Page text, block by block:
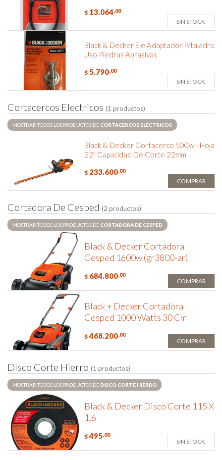
$ 13.064,00
SIN STOCK
Black & Decker Ele Adaptador P/taladro
Uso Piedras Abrasivas
$ 5.790,00
SIN STOCK
Cortacercos Electricos (1 productos)
MOSTRAR TODOS LOS PRODUCTOS DE CORTACERCOS ELECTRICOS
Black & Decker Cortacerco 500w - Hoja
22" Capacidad De Corte 22mm
$ 233.600,00
COMPRAR
Cortadora De Cesped (2 productos)
MOSTRAR TODOS LOS PRODUCTOS DE CORTADORA DE CESPED
Black & Decker Cortadora
Cesped 1600w (gr3800-ar)
$ 684.800,00
COMPRAR
Black + Decker Cortadora
Cesped 1000 Watts 30 Cm
$ 468.200,00
COMPRAR
Disco Corte Hierro (1 productos)
MOSTRAR TODOS LOS PRODUCTOS DE DISCO CORTE HIERRO
Black & Decker Disco Corte 115 X
1,6
$ 495,00
SIN STOCK